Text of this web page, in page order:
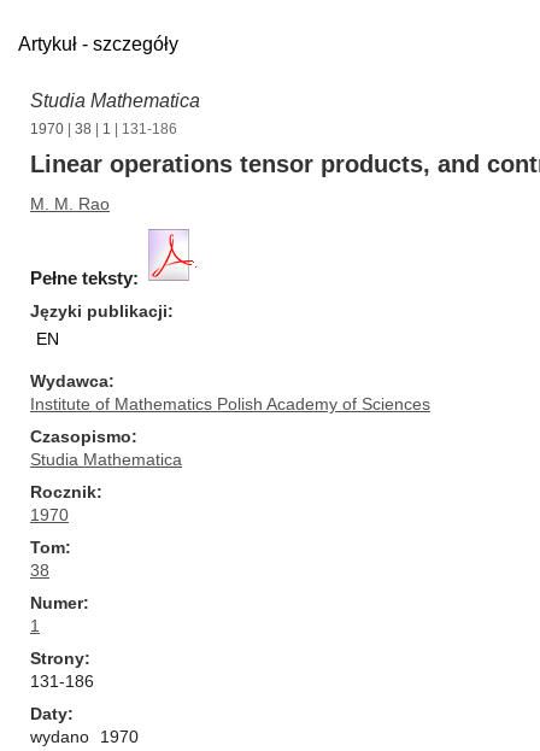
Artykuł - szczegóły
Studia Mathematica
1970 38 1 | 131-186
Linear operations tensor products, and
M. M. Rao
Pełne teksty:
Języki publikacji
EN
Wydawca
Institute of Mathematics Polish Academy of Sciences
Czasopismo
Studia Mathematica
Rocznik
1970
Tom
38
Numer
1
Strony
131-186
Daty
wydano
1970